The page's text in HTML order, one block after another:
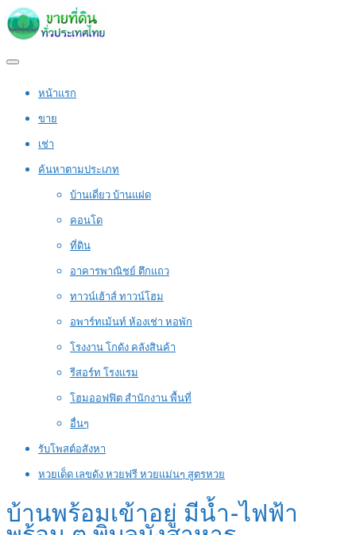
หน้าแรก
ขาย
เช่า
ค้นหาตามประเภท
บ้านเดี่ยว บ้านแฝด
คอนโด
ที่ดิน
อาคารพาณิชย์ ตึกแถว
ทาวน์เฮ้าส์ ทาวน์โฮม
อพาร์ทเม้นท์ ห้องเช่า หอพัก
โรงงาน โกดัง คลังสินค้า
รีสอร์ท โรงแรม
โฮมออฟฟิต สำนักงาน พื้นที่
อื่นๆ
รับโพสต์อสังหา
หวยเด็ด เลขดัง หวยฟรี หวยแม่นๆ สูตรหวย
บ้านพร้อมเข้าอยู่ มีน้ำ-ไฟฟ้า